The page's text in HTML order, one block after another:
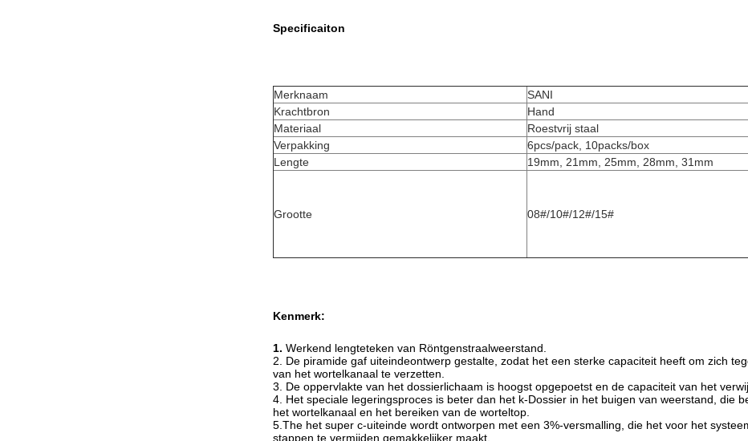
Specificaiton
Merknaam
SANI
Krachtbron
Hand
Materiaal
Roestvrij staal
Verpakking
6pcs/pack, 10packs/box
Lengte
19mm, 21mm, 25mm, 28mm, 31mm
Grootte 08#/10#/12#/15#
Kenmerk:
1. Werkend lengteteken van Röntgenstraalweerstand.
2. De piramide gaf uiteindeontwerp gestalte, zodat het een sterke capaciteit heeft om zich
van het wortelkanaal te verzetten.
3. De oppervlakte van het dossierlichaam is hoogst opgepoetst en de capaciteit van het
4. Het speciale legeringsproces is beter dan het k-Dossier in het buigen van weerstand, die
het wortelkanaal en het bereiken van de worteltop.
5.The het super c-uiteinde wordt ontworpen met een 3%-versmalling, die het voor het
stappen te vermijden gemakkelijker maakt.